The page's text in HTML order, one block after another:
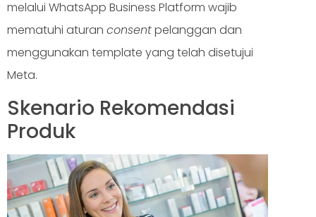
melalui WhatsApp Business Platform wajib
mematuhi aturan consentpelanggan dan
menggunakan template yang telah disetujui
Meta.
Skenario Rekomendasi
Produk